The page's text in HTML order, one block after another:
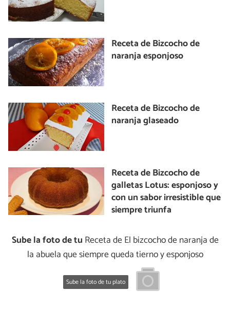
Receta de Bizcocho de
naranja esponjoso
Receta de Bizcocho de
naranja glaseado
Receta de Bizcocho de
galletas Lotus: esponjoso y
con un sabor irresistible que
siempre triunfa
Sube la foto de tu Receta de El bizcocho de naranja de
la abuela que siempre queda tierno y esponjoso
Sube la foto de tu plato